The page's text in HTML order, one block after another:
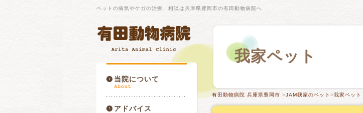
ペットの病気やケガの治療、相談は兵庫県豊岡市の有田動物病院へ
当院について
アドバイス
我家ペット
有田動物病院 兵庫県豊岡市 >JAM我家のペット >我家ペット